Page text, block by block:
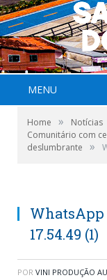
MENU
Home » Notícias
Comunitário com
deslumbrante
»
WhatsApp
17.54.49 (1)
POR VINI PRODUÇÃO